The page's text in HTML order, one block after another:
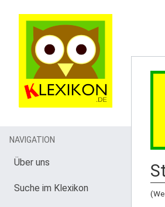
NAVIGATION
Über uns
Suche im Klexikon